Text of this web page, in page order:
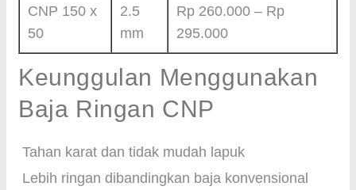
CNP 150 x
50
2.5
mm
Rp 260.000 – Rp
295.000
Keunggulan Menggunakan
Baja Ringan CNP
Tahan karat dan tidak mudah lapuk
Lebih ringan dibandingkan baja konvensional